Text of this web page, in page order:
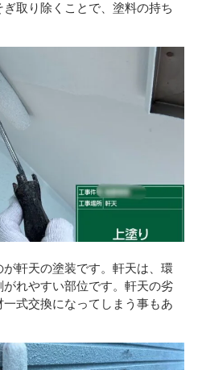
取り除くことで、塗料の持ち
軒天の塗装です。軒天は、環
れやすい部位です。軒天の劣
式交換になってしまう事もあ